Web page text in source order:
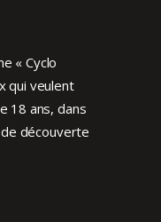
« Cyclo
qui veulent
18 ans, dans
découverte